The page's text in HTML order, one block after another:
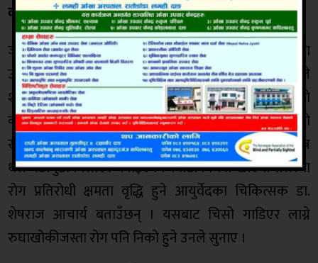
क्वाँटीको परम्पररा
जनै पूर्णिमाका दिन एघार थरीका गेडागुडी मिसाई भिजाएर टुसा
उमारेर बनाइएको क्वाँटी खाइन्छ । यसरी क्वाँटी बनाई खानाले
शरीरमा रोग नलाग्ने, पेट सफा हुने र वर्षायामभर खेतीपातीको
काम गर्दा शरीरमा लागेको चिसो निकाली भित्रदेखि नै तापको
सञ्चार गर्छ भन्ने धार्मिक एवं आयुर्वेद शास्त्रीय मान्यता छ । विभिन्न
थरी गेडागुडी मिसाएर बनाइएको क्वाँटीको रस खाएमा शरीरमा
रोग प्रतिरोधी क्षमता वृद्धि हुने आयुर्वेदका चिकित्सक डा.
शेषराज आचार्य बताउँछन् । यसबाट चिसो गाडिएर लाग्ने
रुघाखोकीजस्ता रोग पनि निको हुने उनले सुनाए ।